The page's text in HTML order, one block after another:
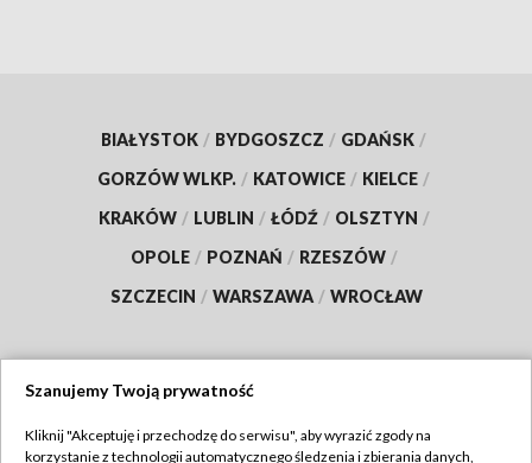
BIAŁYSTOK / BYDGOSZCZ / GDAŃSK /
GORZÓW WLKP. / KATOWICE / KIELCE /
KRAKÓW / LUBLIN / ŁÓDŹ / OLSZTYN /
OPOLE / POZNAŃ / RZESZÓW /
SZCZECIN / WARSZAWA / WROCŁAW
Szanujemy Twoją prywatność
Kliknij "Akceptuję i przechodzę do serwisu", aby wyrazić zgody na
korzystanie z technologii automatycznego śledzenia i zbierania danych,